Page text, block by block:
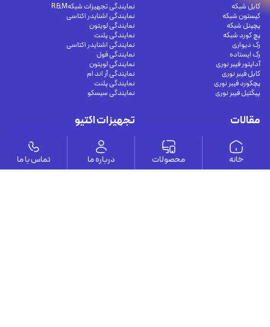
کابل شبکه
کیستون شبکه
پچپنل شبکه
پچ کورد شبکه
رک دیواری
رک ایستاده
آداپتور فیبر نوری
کابل فیبر نوری
پچکورد فیبر نوری
پیگتیل فیبر نوری
تجهیزات اکتیو
سوئیچ شبکه غیر مدیریتی
سوئیچ شبکه مدیریتی
سوئیچ شبکه POE
سوئیچ شبکه صنعتی
نمایندگی تجهیزات شبکهR&M
نمایندگی اشنایدر اکتاسی
نمایندگی لویتون
نمایندگی پلنت
نمایندگی اشنایدر اکتاسی
نمایندگی فول
نمایندگی لویتون
نمایندگی آر اند ام
نمایندگی پلنت
نمایندگی سیسکو
مقالات
راهنمای کامل اتصال دوربین مدار بسته به
موبایل و کامپیوتر برای نظارت هوشمند و
مشکلات رایج در دوربین‌های مداربسته و
خانه محصولات درباره ما تماس با ما